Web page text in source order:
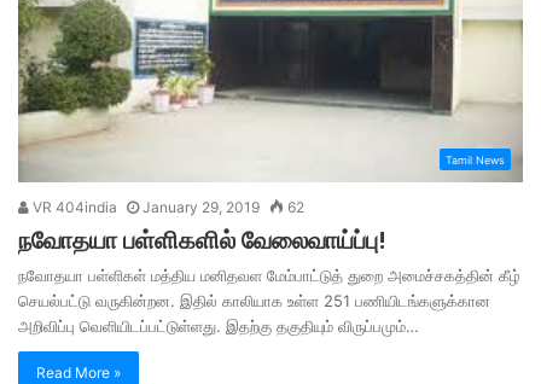
Tamil News
VR 404india January 29, 2019 62
நவோதயா பள்ளிகளில் வேலைவாய்ப்பு!
நவோதயா பள்ளிகள் மத்திய மனிதவள மேம்பாட்டுத் துறை அமைச்சகத்தின் கீழ்
செயல்பட்டு வருகின்றன. இதில் காலியாக உள்ள 251 பணியிடங்களுக்கான
அறிவிப்பு வெளியிடப்பட்டுள்ளது. இதற்கு தகுதியும் விருப்பமும்…
Read More »